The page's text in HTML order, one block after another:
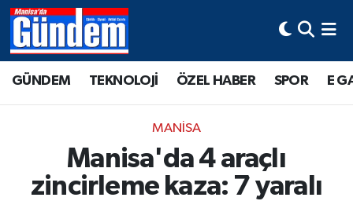
GÜNDEM TEKNOLOJİ ÖZEL HABER SPOR E
MANİSA
Manisa'da 4 araçlı
zincirleme kaza: 7 yaralı
Manisa Hava Durumu
Tüm Manşetler